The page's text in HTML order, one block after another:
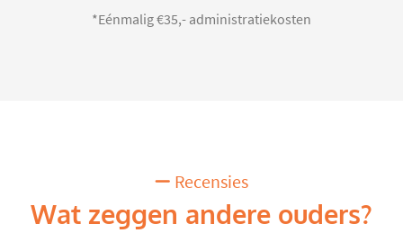
*Eénmalig €35,- administratiekosten
Recensies
Wat zeggen andere ouders?